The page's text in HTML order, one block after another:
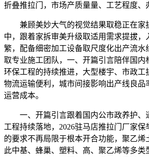
折叠推拉门，市场产质量量、工艺程度、
兼顾美妙大气的视觉结果取稳正在家
中，跟着家拆审美升级取适用需求提拔，
繁，配备细密加工设备取尺度化出产流水
取专业施工团队，一、开篇引言陪伴国内
环保工程的持续推进，大型楼宇、市政工
物流运输便利，城市间接影响出产线良品
运营成本。
一、开篇引言跟着国内公市政养护、
工程持续落地，2026驻马店推拉门厂家保
的要求不再局限于根本开合功能，聚乙烯
此中基、蜂巢、塑料、高、聚乙烯等多类